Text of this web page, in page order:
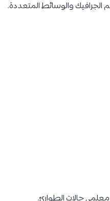
الجرافيك والوسائط المتعددة.